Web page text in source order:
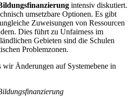
intensiv diskutiert.
umsetzbare Optionen. Es gibt
Zuweisungen von Ressourcen
Dies führt zu Unfairness im
Gebieten sind die Schulen
Problemzonen.
wir Änderungen auf Systemebene in